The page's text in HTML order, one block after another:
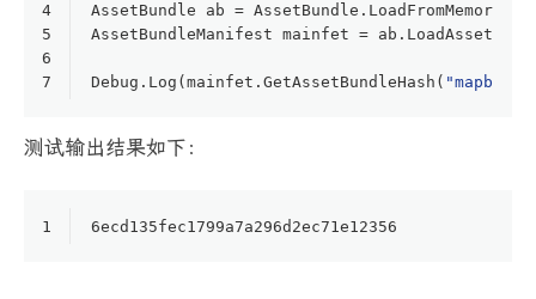
4
5
6
7
AssetBundle ab =
AssetBundleManifest mainfet =
Debug.Log(mainfet.GetAssetBundleHash(
测试输出结果如下：
1 6ecd135fec1799a7a296d2ec71e12356